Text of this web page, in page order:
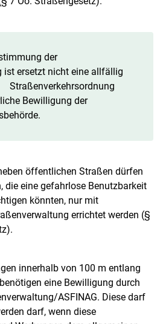
der
ist ersetzt nicht eine allfällig
Bewilligung der
öffentlichen Straßen dürfen
die eine gefahrlose Benutzbarkeit
könnten, nur mit
errichtet werden (§
innerhalb von 100 m entlang
eine Bewilligung durch
ASFINAG. Diese darf
darf, wenn diese